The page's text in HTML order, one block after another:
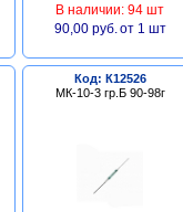
В наличии: 94 шт
90,00 руб. от 1 шт
Код: К12526
МК-10-3 гр.Б 90-98г